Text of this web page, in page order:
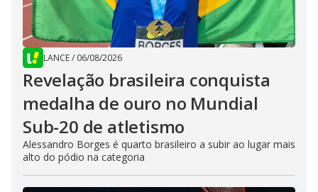
LANCE/ 06/08/2026
Revelação brasileira conquista
medalha de ouro no Mundial
Sub-20 de atletismo
Alessandro Borges é quarto brasileiro a subir ao lugar mais
alto do pódio na categoria